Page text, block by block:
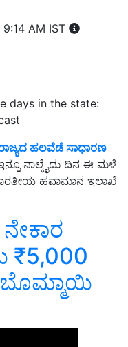
AM IST
days in the state:
ಹಲವೆಡೆ ಸಾಧಾರಣ
ನಾಲ್ಕೈದು ದಿನ ಈ ಮಳೆ
ಹವಾಮಾನ ಇಲಾಖೆ